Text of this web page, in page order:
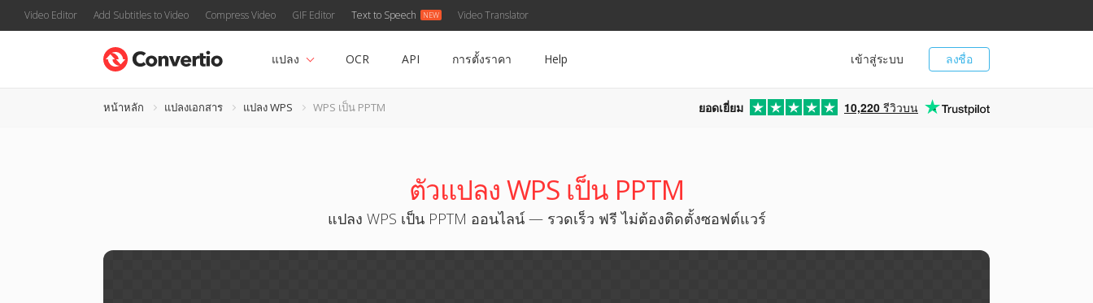
Video Editor Add Subtitles to Video Compress Video GIF Editor Text to Speech Video Translator
ลงชื่อ
เข้าสู่ระบบ
แปลง OCR API การตั้งราคา Help
หน้าหลัก แปลงเอกสาร แปลง WPS WPS เป็น PPTM ยอดเยี่ยม 10,220 รีวิวบน
ตัวแปลง WPS เป็น PPTM
แปลง WPS เป็น PPTM ออนไลน์ — รวดเร็ว ฟรี ไม่ต้องติดตั้งซอฟต์แวร์